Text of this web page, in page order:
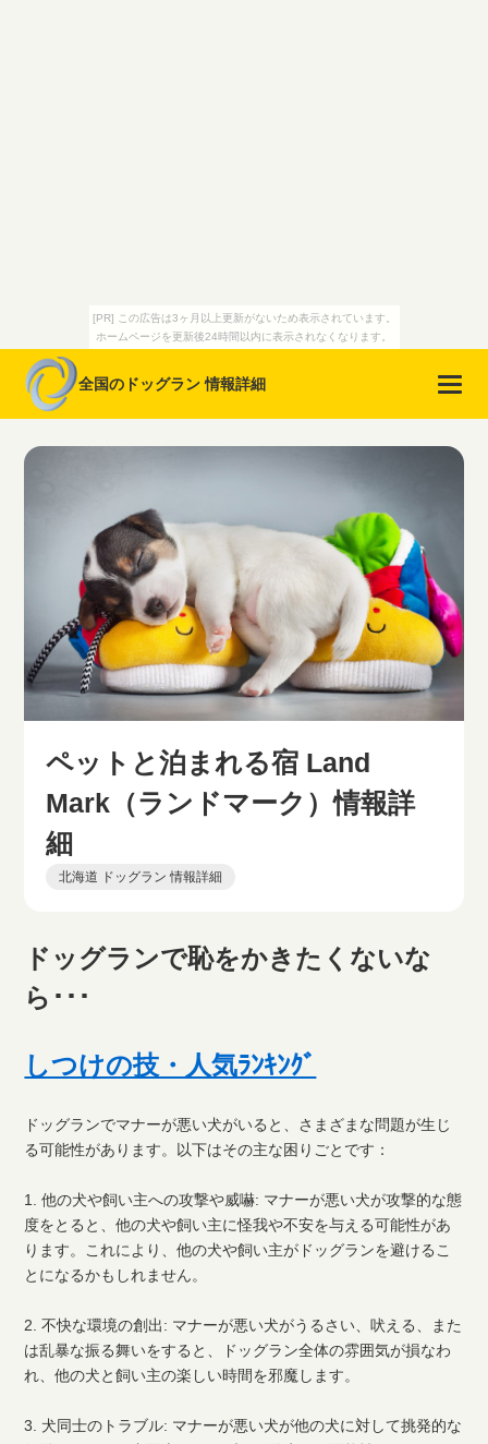
[PR] この広告は3ヶ月以上更新がないため表示されています。
ホームページを更新後24時間以内に表示されなくなります。
全国のドッグラン 情報詳細
ペットと泊まれる宿 Land
Mark（ランドマーク）情報詳
細
北海道 ドッグラン 情報詳細
ドッグランで恥をかきたくないな
ら･･･
しつけの技・人気ﾗﾝｷﾝｸﾞ
ドッグランでマナーが悪い犬がいると、さまざまな問題が生じ
る可能性があります。以下はその主な困りごとです：
1. 他の犬や飼い主への攻撃や威嚇: マナーが悪い犬が攻撃的な態
度をとると、他の犬や飼い主に怪我や不安を与える可能性があ
ります。これにより、他の犬や飼い主がドッグランを避けるこ
とになるかもしれません。
2. 不快な環境の創出: マナーが悪い犬がうるさい、吠える、また
は乱暴な振る舞いをすると、ドッグラン全体の雰囲気が損なわ
れ、他の犬と飼い主の楽しい時間を邪魔します。
3. 犬同士のトラブル: マナーが悪い犬が他の犬に対して挑発的な